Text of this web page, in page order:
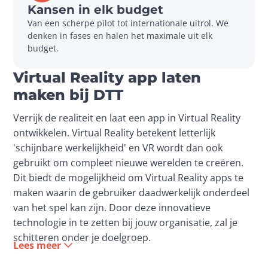
Kansen in elk budget
Van een scherpe pilot tot internationale uitrol. We
denken in fases en halen het maximale uit elk
budget.
Virtual Reality app laten
maken bij DTT
Verrijk de realiteit en laat een app in Virtual Reality
ontwikkelen. Virtual Reality betekent letterlijk
'schijnbare werkelijkheid' en VR wordt dan ook
gebruikt om compleet nieuwe werelden te creëren.
Dit biedt de mogelijkheid om Virtual Reality apps te
maken waarin de gebruiker daadwerkelijk onderdeel
van het spel kan zijn. Door deze innovatieve
technologie in te zetten bij jouw organisatie, zal je
schitteren onder je doelgroep.
Bij DTT hebben we al mooie Virtual Reality apps
Lees meer